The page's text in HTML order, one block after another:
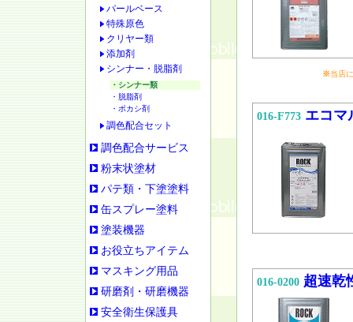
パールベース
特殊原色
クリヤー類
添加剤
シンナー・脱脂剤
・シンナー類
・脱脂剤
・ボカシ剤
調色配合セット
調色配合サービス
粉末状塗材
パテ類・下塗塗料
缶スプレー塗料
塗装機器
お役立ちアイテム
マスキング用品
研磨剤・研磨機器
安全衛生保護具
※当店
016-F773エコマ
016-0200超速乾